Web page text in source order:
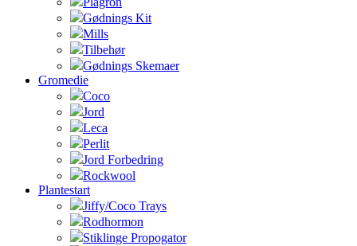
Gødnings Kit
Mills
Tilbehør
Gødnings Skemaer
Gromedie
Coco
Jord
Leca
Perlit
Jord Forbedring
Rockwool
Plantestart
Jiffy/Coco Trays
Rodhormon
Stiklinge Propogator